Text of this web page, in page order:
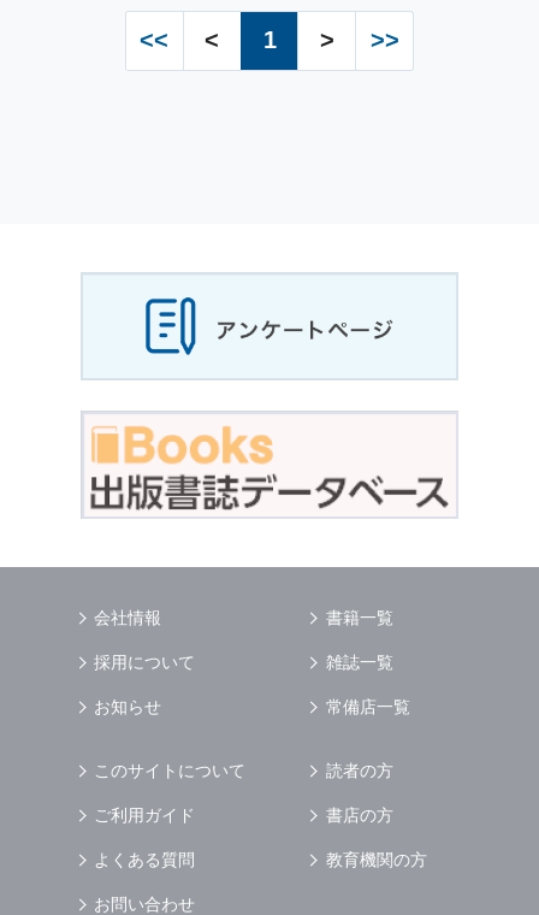
<< < 1 > >>
会社情報
採用について
お知らせ
書籍一覧
雑誌一覧
常備店一覧
このサイトについて
ご利用ガイド
よくある質問
お問い合わせ
読者の方
書店の方
教育機関の方